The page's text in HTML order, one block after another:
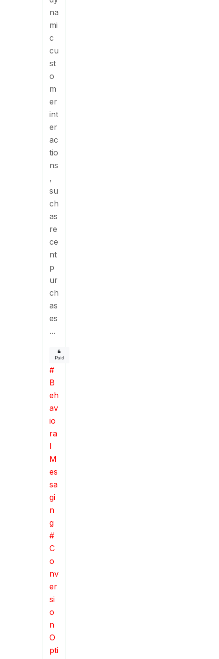
na
mi
c
cu
st
o
m
er
int
er
ac
tio
ns
,
su
ch
as
re
ce
nt
p
ur
ch
as
es
...
Paid
#
B
eh
av
io
ra
l
M
es
sa
gi
n
g
#
C
o
nv
er
si
o
n
O
pti